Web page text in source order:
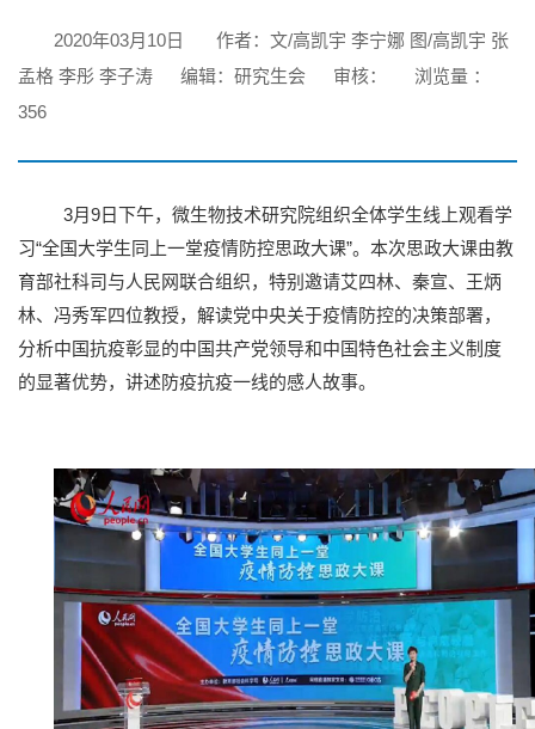
2020年03月10日
作者：文/高凯宇 李宁娜 图/高凯宇 张
孟格 李彤 李子涛
编辑：研究生会 审核：
浏览量 ：
356
3月9日下午，微生物技术研究院组织全体学生线上观看学
习“全国大学生同上一堂疫情防控思政大课”。本次思政大课由教
育部社科司与人民网联合组织，特别邀请艾四林、秦宣、王炳
林、冯秀军四位教授，解读党中央关于疫情防控的决策部署，
分析中国抗疫彰显的中国共产党领导和中国特色社会主义制度
的显著优势，讲述防疫抗疫一线的感人故事。